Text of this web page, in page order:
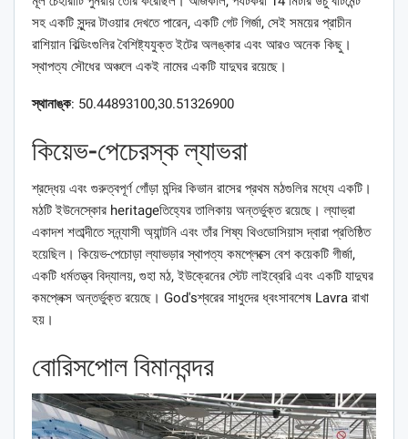
সহ একটি সুন্দর টাওয়ার দেখতে পারেন, একটি গেট গির্জা, সেই সময়ের প্রাচীন
রাশিয়ান বিল্ডিংগুলির বৈশিষ্ট্যযুক্ত ইটের অলঙ্কার এবং আরও অনেক কিছু।
স্থাপত্য সৌধের অঞ্চলে একই নামের একটি যাদুঘর রয়েছে।
স্থানাঙ্ক: 50.44893100,30.51326900
কিয়েভ-পেচেরস্ক ল্যাভরা
শ্রদ্ধেয় এবং গুরুত্বপূর্ণ গোঁড়া মন্দির কিভান ​​রাসের প্রথম মঠগুলির মধ্যে একটি।
মঠটি ইউনেস্কোর heritageতিহ্যের তালিকায় অন্তর্ভুক্ত রয়েছে। ল্যাভ্রা
একাদশ শতাব্দীতে সন্ন্যাসী অ্যান্টনি এবং তাঁর শিষ্য থিওডোসিয়াস দ্বারা প্রতিষ্ঠিত
হয়েছিল। কিয়েভ-পেচোড়া ল্যাভড়ার স্থাপত্য কমপ্লেক্সে বেশ কয়েকটি গীর্জা,
একটি ধর্মতত্ত্ব বিদ্যালয়, গুহা মঠ, ইউক্রেনের স্টেট লাইব্রেরি এবং একটি যাদুঘর
কমপ্লেক্স অন্তর্ভুক্ত রয়েছে। God'sশ্বরের সাধুদের ধ্বংসাবশেষ Lavra রাখা
হয়।
বোরিসপোল বিমানবন্দর